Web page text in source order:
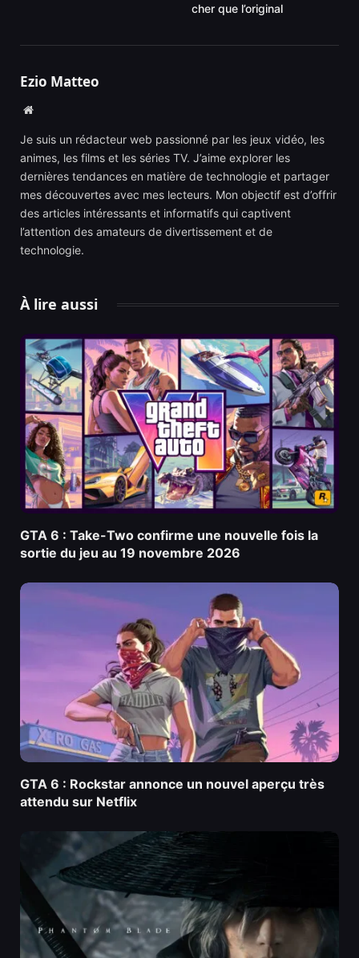
cher que l’original
Ezio Matteo
Website
Je suis un rédacteur web passionné par les jeux vidéo, les
animes, les films et les séries TV. J’aime explorer les
dernières tendances en matière de technologie et partager
mes découvertes avec mes lecteurs. Mon objectif est d’offrir
des articles intéressants et informatifs qui captivent
l’attention des amateurs de divertissement et de
technologie.
À lire aussi
GTA 6 : Take-Two confirme une nouvelle fois la
sortie du jeu au 19 novembre 2026
GTA 6 : Rockstar annonce un nouvel aperçu très
attendu sur Netflix